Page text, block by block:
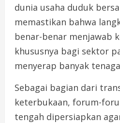
dunia usaha duduk
memastikan bahwa
benar-benar menjawab
khususnya bagi sektor
menyerap banyak
Sebagai bagian dari
keterbukaan, forum-
tengah dipersiapkan